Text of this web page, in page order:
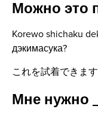
Можно это
Korewo shichaku
дэкимасука?
これを試着できま
Мне нужно